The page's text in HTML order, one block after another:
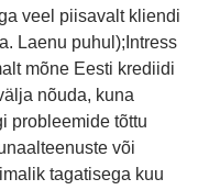
veel piisavalt kliendi
Laenu puhul);Intress
mõne Eesti krediidi
nõuda, kuna
probleemide tõttu
või
tagatisega kuu